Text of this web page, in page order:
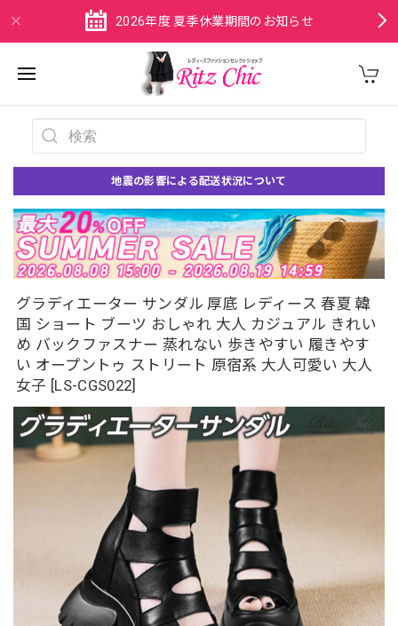
2026年度 夏季休業期間のお知らせ
地震の影響による配送状況について
グラディエーター サンダル 厚底 レディース 春夏 韓
国 ショート ブーツ おしゃれ 大人 カジュアル きれい
め バックファスナー 蒸れない 歩きやすい 履きやす
い オープントゥ ストリート 原宿系 大人可愛い 大人
女子 [LS-CGS022]